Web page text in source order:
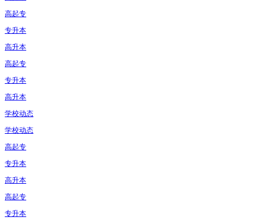
高起专
专升本
高升本
高起专
专升本
高升本
学校动态
学校动态
高起专
专升本
高升本
高起专
专升本